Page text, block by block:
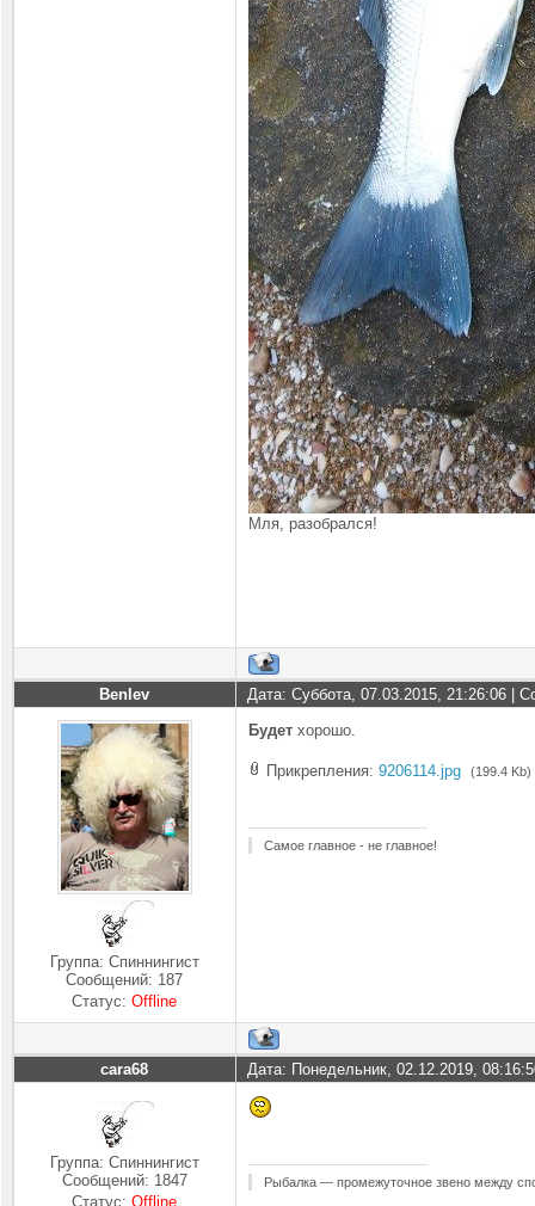
Мля, разобрался!
Benlev Дата: Суббота, 07.03.2015, 21:26:06 |
Группа: Спиннингист
Сообщений: 187
Статус:Offline
Будет хорошо.
Прикрепления: 9206114.jpg (199.4 Kb)
Самое главное - не главное!
cara68 Дата: Понедельник, 02.12.2019,
Группа: Спиннингист
Сообщений: 1847
Статус:Offline
Рыбалка — промежуточное звено между